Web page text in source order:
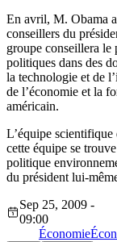
En avril, M. Obama a
conseillers du
groupe conseillera le
politiques dans des
la technologie et de
de l’économie et la
américain.
L’équipe scientifique
cette équipe se
politique
du président lui-
Sep 25, 2009 -
09:00
Économie